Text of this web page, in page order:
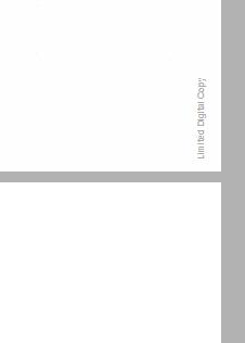
תוכן העניינים ... 7